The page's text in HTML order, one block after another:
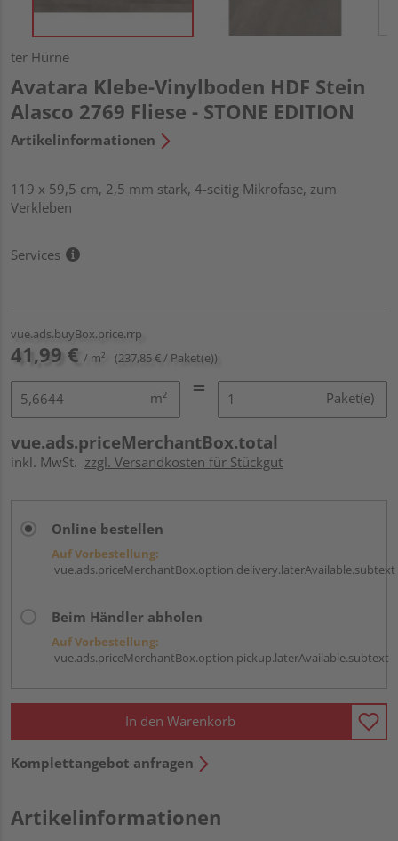
ter Hürne
Avatara Klebe-Vinylboden HDF Stein
Alasco 2769 Fliese - STONE EDITION
Artikelinformationen
119 x 59,5 cm, 2,5 mm stark, 4-seitig Mikrofase, zum
Verkleben
Services
vue.ads.buyBox.price.rrp
41,99 € / m² (237,85 € / Paket(e))
m² Paket(e)
vue.ads.priceMerchantBox.total
inkl. MwSt. zzgl. Versandkosten für Stückgut
Online bestellen
Auf Vorbestellung:
vue.ads.priceMerchantBox.option.delivery.laterAvailable.subtext
Beim Händler abholen
Auf Vorbestellung:
vue.ads.priceMerchantBox.option.pickup.laterAvailable.subtext
In den Warenkorb
Komplettangebot anfragen
Artikelinformationen